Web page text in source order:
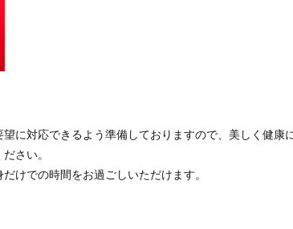
に対応できるよう準備しておりますので、美しく健康
さい。
けでの時間をお過ごしいただけます。